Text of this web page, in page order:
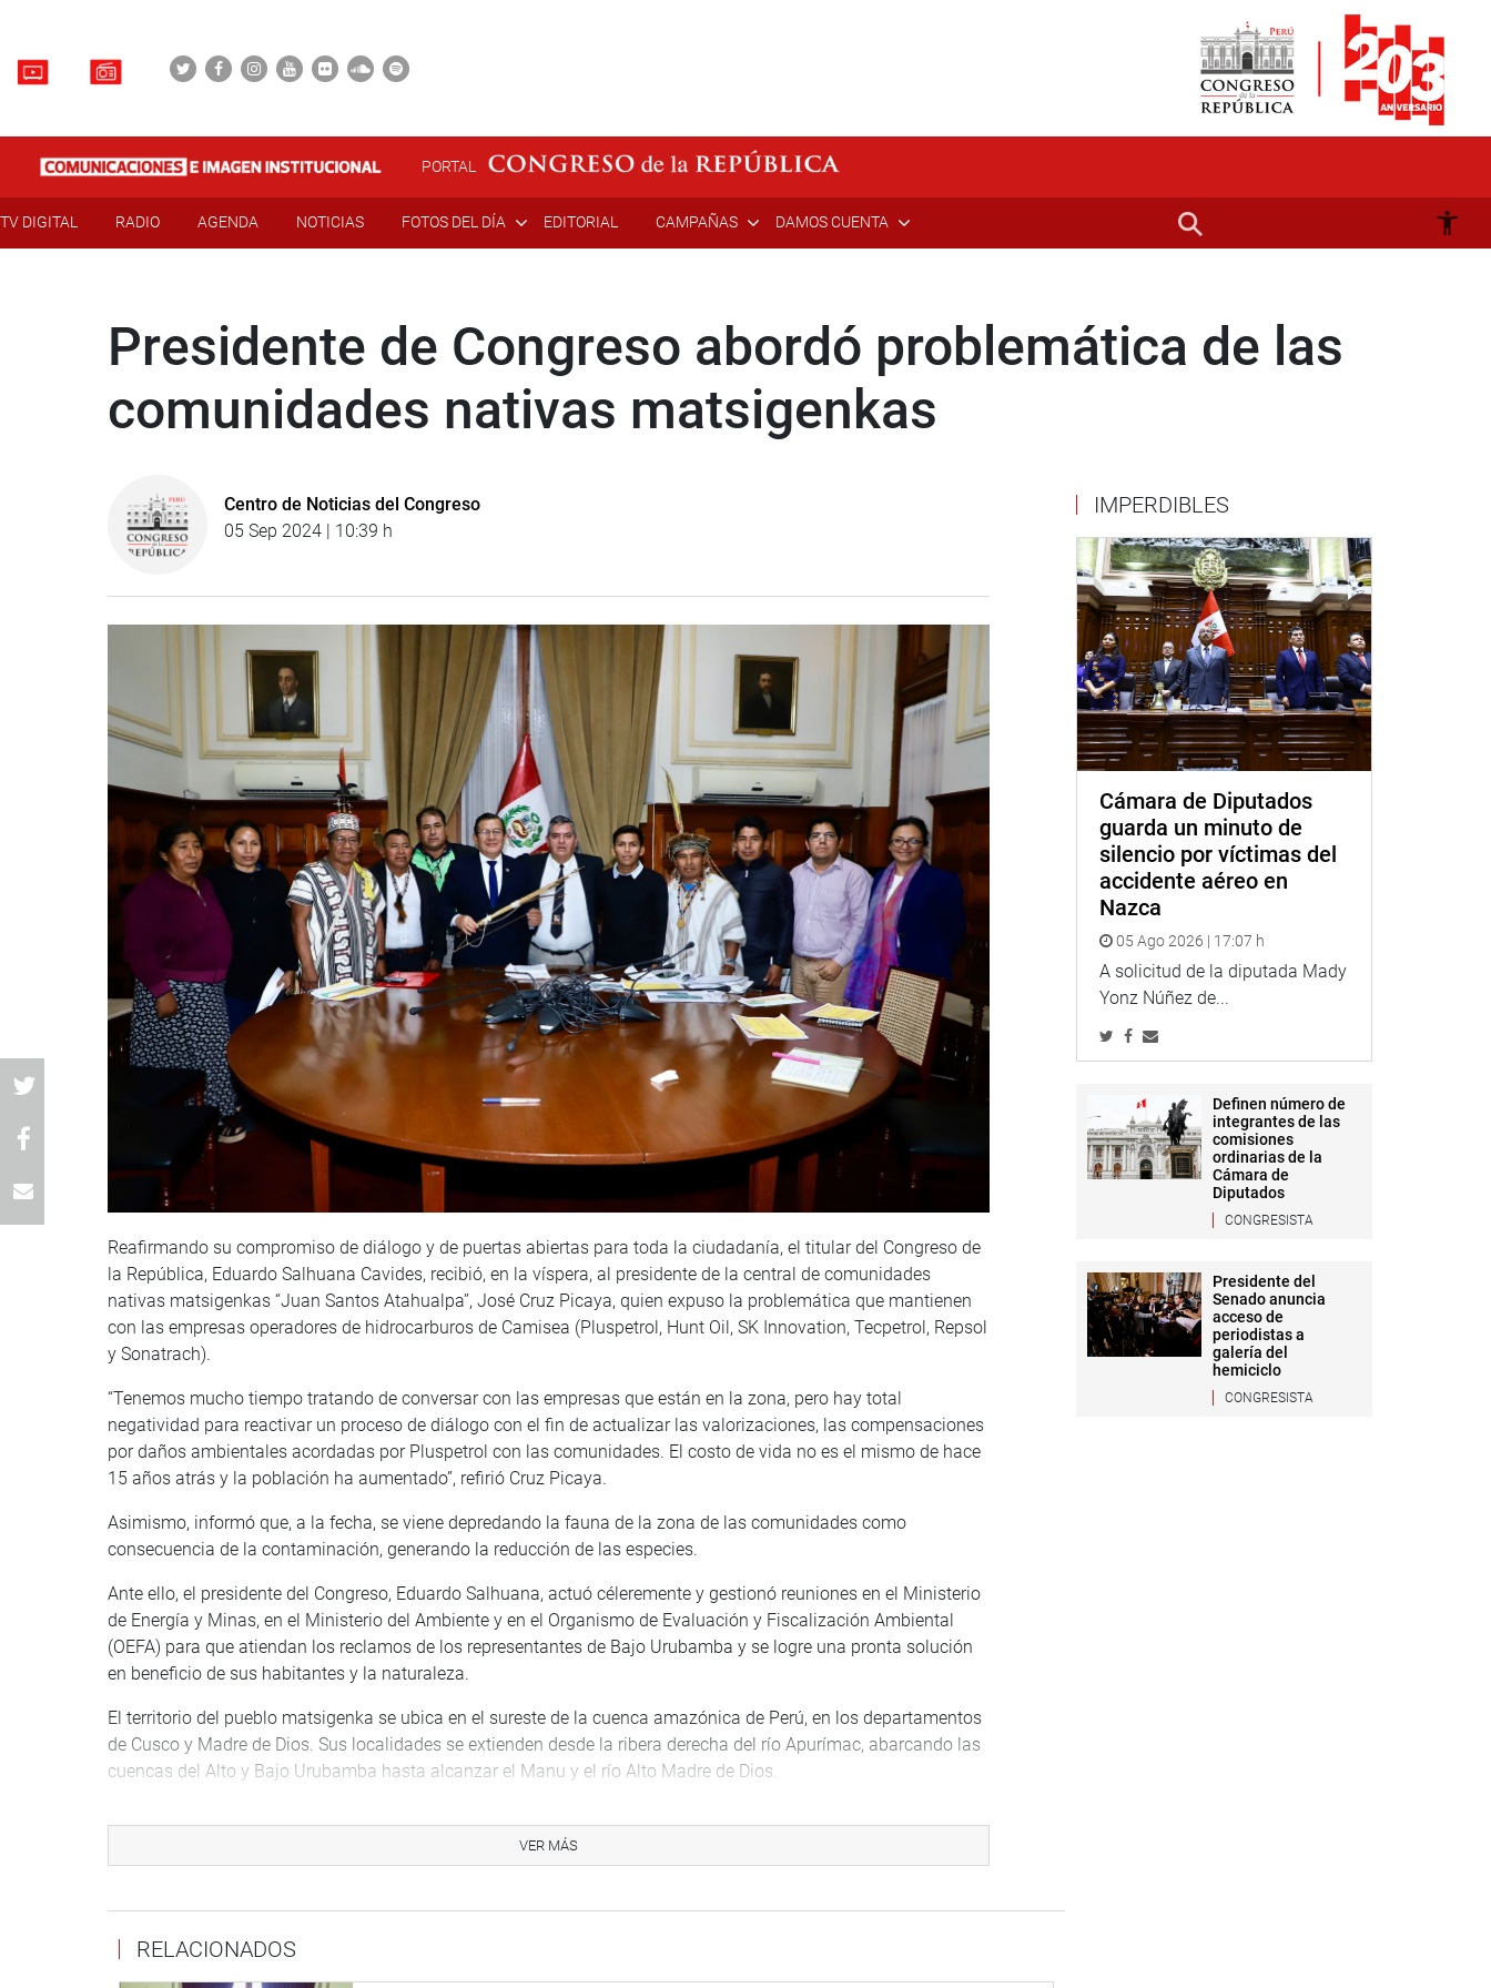
PORTAL
TV DIGITAL RADIO AGENDA NOTICIAS FOTOS DEL DÍA EDITORIAL CAMPAÑAS DAMOS CUENTA
Presidente de Congreso abordó problemática de las
comunidades nativas matsigenkas
Centro de Noticias del Congreso
05 Sep 2024 | 10:39 h
Reafirmando su compromiso de diálogo y de puertas abiertas para toda la ciudadanía, el titular del Congreso de
la República, Eduardo Salhuana Cavides, recibió, en la víspera, al presidente de la central de comunidades
nativas matsigenkas “Juan Santos Atahualpa”, José Cruz Picaya, quien expuso la problemática que mantienen
con las empresas operadores de hidrocarburos de Camisea (Pluspetrol, Hunt Oil, SK Innovation, Tecpetrol, Repsol
y Sonatrach).
“Tenemos mucho tiempo tratando de conversar con las empresas que están en la zona, pero hay total
negatividad para reactivar un proceso de diálogo con el fin de actualizar las valorizaciones, las compensaciones
por daños ambientales acordadas por Pluspetrol con las comunidades. El costo de vida no es el mismo de hace
15 años atrás y la población ha aumentado”, refirió Cruz Picaya.
Asimismo, informó que, a la fecha, se viene depredando la fauna de la zona de las comunidades como
consecuencia de la contaminación, generando la reducción de las especies.
Ante ello, el presidente del Congreso, Eduardo Salhuana, actuó céleremente y gestionó reuniones en el Ministerio
de Energía y Minas, en el Ministerio del Ambiente y en el Organismo de Evaluación y Fiscalización Ambiental
(OEFA) para que atiendan los reclamos de los representantes de Bajo Urubamba y se logre una pronta solución
en beneficio de sus habitantes y la naturaleza.
El territorio del pueblo matsigenka se ubica en el sureste de la cuenca amazónica de Perú, en los departamentos
de Cusco y Madre de Dios. Sus localidades se extienden desde la ribera derecha del río Apurímac, abarcando las
cuencas del Alto y Bajo Urubamba hasta alcanzar el Manu y el río Alto Madre de Dios.
VER MÁS
RELACIONADOS
IMPERDIBLES
Cámara de Diputados
guarda un minuto de
silencio por víctimas del
accidente aéreo en
Nazca
05 Ago 2026 | 17:07 h
A solicitud de la diputada Mady
Yonz Núñez de...
Definen número de
integrantes de las
comisiones
ordinarias de la
Cámara de
Diputados
CONGRESISTA
Presidente del
Senado anuncia
acceso de
periodistas a
galería del
hemiciclo
CONGRESISTA